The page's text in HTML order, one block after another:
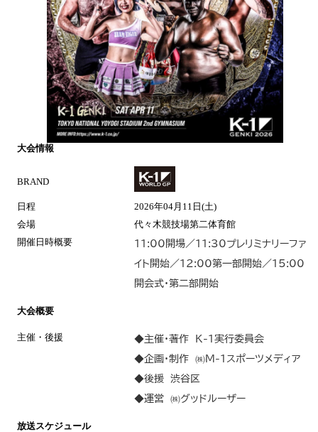
大会情報
BRAND
日程
2026年04月11日(土)
会場
代々木競技場第二体育館
開催日時概要
11:00開場／11:30プレリミナリーファ
イト開始／12:00第一部開始／15:00
開会式・第二部開始
大会概要
主催・後援
◆主催・著作 K-1実行委員会
◆企画・制作 ㈱M-1スポーツメディア
◆後援 渋谷区
◆運営 ㈱グッドルーザー
放送スケジュール